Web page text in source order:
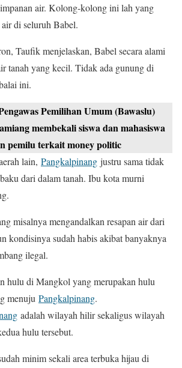
air. Kolong-kolong ini lah yang
di seluruh Babel.
Taufik menjelaskan, Babel secara alami
tanah yang kecil. Tidak ada gunung di
ini.
Pemilihan Umum (Bawaslu)
membekali siswa dan mahasiswa
pemilu terkait money politic
lain, Pangkalpinang justru sama tidak
dari dalam tanah. Ibu kota murni
misalnya mengandalkan resapan air dari
kondisinya sudah habis akibat banyaknya
ilegal.
hulu di Mangkol yang merupakan hulu
menuju Pangkalpinang.
adalah wilayah hilir sekaligus wilayah
hulu tersebut.
minim sekali area terbuka hijau di